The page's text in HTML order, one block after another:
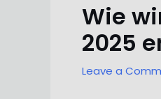
Wie
2025
Leave a